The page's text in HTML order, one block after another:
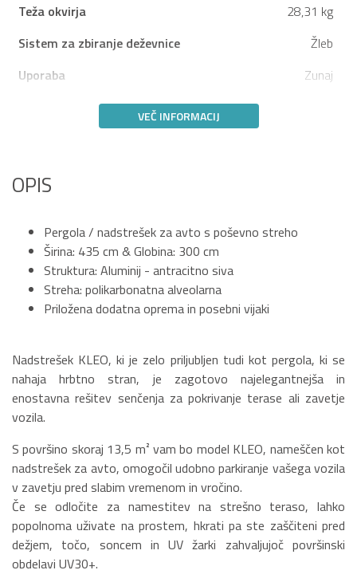
Teža okvirja
28,31 kg
Sistem za zbiranje deževnice
Žleb
Uporaba
Zunaj
VEČ INFORMACIJ
OPIS
Pergola / nadstrešek za avto s poševno streho
Širina: 435 cm & Globina: 300 cm
Struktura: Aluminij - antracitno siva
Streha: polikarbonatna alveolarna
Priložena dodatna oprema in posebni vijaki
Nadstrešek KLEO, ki je zelo priljubljen tudi kot pergola, ki se
nahaja hrbtno stran, je zagotovo najelegantnejša in
enostavna rešitev senčenja za pokrivanje terase ali zavetje
vozila.
S površino skoraj 13,5 m² vam bo model KLEO, nameščen kot
nadstrešek za avto, omogočil udobno parkiranje vašega vozila
v zavetju pred slabim vremenom in vročino.
Če se odločite za namestitev na strešno teraso, lahko
popolnoma uživate na prostem, hkrati pa ste zaščiteni pred
dežjem, točo, soncem in UV žarki zahvaljujoč površinski
obdelavi UV30+.